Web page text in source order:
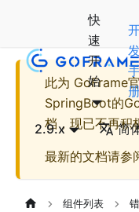
快
速
开
始
2.9.x 简
此为 GoFrame
SpringBoot的
档，现已不再积
最新的文档请参
组件列表